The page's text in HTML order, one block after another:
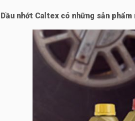
Dầu nhớt Caltex có những sản phẩm